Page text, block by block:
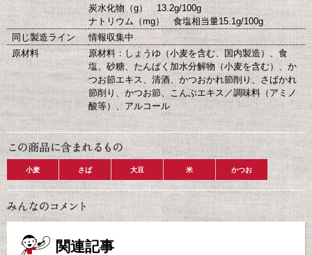
炭水化物（g） 13.2g/100g
ナトリウム（mg） 食塩相当量15.1g/100g
同じ製造ライン
情報収集中
原材料
原材料：しょうゆ（小麦を含む、国内製造）、食
塩、砂糖、たんぱく加水分解物（小麦を含む）、か
つお節エキス、清酒、かつおかれ節削り、さばかれ
節削り、かつお節、こんぶエキス／調味料（アミノ
酸等）、アルコール
小麦 さば 大豆 米 かつお
関連記事